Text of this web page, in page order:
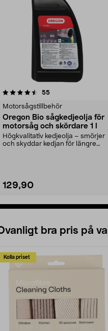
55recensioner
Motorsågstillbehör
Oregon Bio sågkedjeolja för
motorsåg och skördare 1 l
Högkvalitativ kedjeolja – smörjer
och skyddar kedjan för längre
129,90
4.5 av 5 stjärnor
bra pris på
Kolla priset